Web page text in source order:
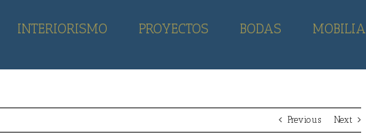
INTERIORISMO PROYECTOS BODAS
Previous Next